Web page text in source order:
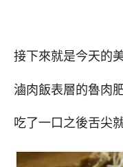
接下來就是今天的
滷肉飯表層的魯肉
吃了一口之後舌尖